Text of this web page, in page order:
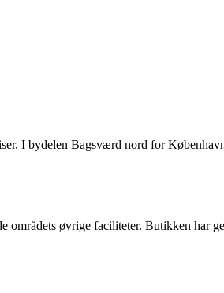
I bydelen Bagsværd nord for
øvrige faciliteter. Butikken har